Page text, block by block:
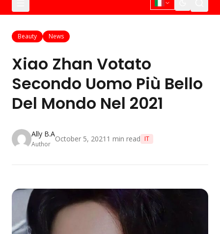
Beauty News
Xiao Zhan Votato
Secondo Uomo Più Bello
Del Mondo Nel 2021
Ally B.A
Author
October 5, 2021 1 min read IT